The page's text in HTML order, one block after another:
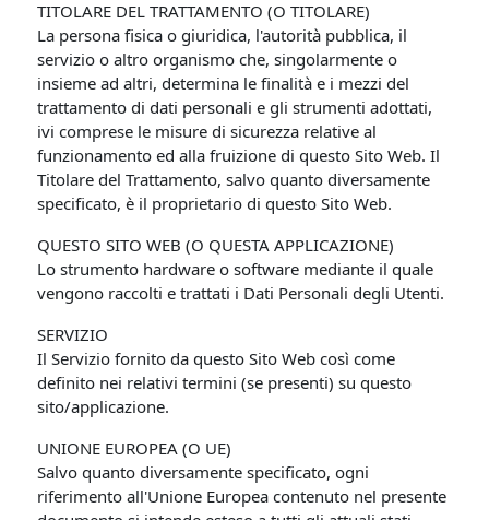
TITOLARE DEL TRATTAMENTO (O TITOLARE)
La persona fisica o giuridica, l'autorità pubblica, il
servizio o altro organismo che, singolarmente o
insieme ad altri, determina le finalità e i mezzi del
trattamento di dati personali e gli strumenti adottati,
ivi comprese le misure di sicurezza relative al
funzionamento ed alla fruizione di questo Sito Web. Il
Titolare del Trattamento, salvo quanto diversamente
specificato, è il proprietario di questo Sito Web.
QUESTO SITO WEB (O QUESTA APPLICAZIONE)
Lo strumento hardware o software mediante il quale
vengono raccolti e trattati i Dati Personali degli Utenti.
SERVIZIO
Il Servizio fornito da questo Sito Web così come
definito nei relativi termini (se presenti) su questo
sito/applicazione.
UNIONE EUROPEA (O UE)
Salvo quanto diversamente specificato, ogni
riferimento all'Unione Europea contenuto nel presente